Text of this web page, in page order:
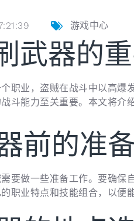
游戏中心
武器的
职业，盗贼在战斗中以高爆
斗能力至关重要。本文将介
前的准
要做一些准备工作。要确保
职业特点和技能组合，以便